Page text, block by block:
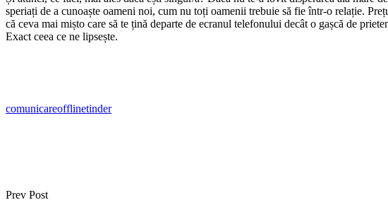
speriați de a cunoaște oameni noi, cum nu toți oamenii trebuie să fie într-o relație.
că ceva mai mișto care să te țină departe de ecranul telefonului decât o gașcă de
Exact ceea ce ne lipsește.
comunicareofflinetinder
Prev Post